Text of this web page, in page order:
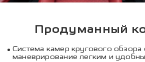
Продуманный
Система камер кругового обзора
маневрирование легким и